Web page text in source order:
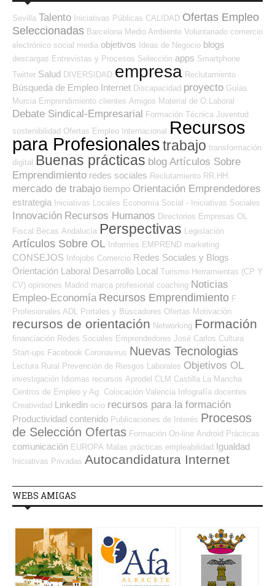
Sevilla Talento Iniciativas Públicas CALIDAD Ofertas Empleo
Seleccionadas Barcelona Medio Ambiente Voluntariado comercio
electrónico social media objetivos Ideas de Negocio blogs
descargas Entrevistas y Procesos Selección apps Smartphone
Twitter Salud DIVERSIDAD empresa Reclutamiento
Búsqueda de Empleo Internet Discapacidad proyecto Guías
Murcia Emprendimiento clientes Amigos Material de O.Laboral
Debate Sindical-Empresarial Formación Técnica Juventud
sostenibilidad Ofertas Empleo Internacional Recursos
para Profesionalestrabajo transformación
digital Buenas prácticas blog Artículos Sobre
Emprendimiento redes sociales Reclutamiento RR.HH.
mercado de trabajo tiempo Orientación Emprendedores
estrategia Iniciativas Locales Economía Social - Iniciativas Sociales
Innovación Recursos Humanos Directorios Empresas OL
Fiscal Becas Andalucía Perspectivas Legislación
Artículos Sobre OL Informes EMPREND marketing
CONSEJOS Infojobs Comercio Redes Sociales y Blogs
Orientación Laboral Desarrollo Local Turismo Herramientas (CP Y
CV) opiniones Madrid marca profesional coaching Noticias
Empleo-Economía Recursos Emprendimiento F
Profesionales ADL
Portales y Buscadores Ofertas Motivación
recursos de orientación Networking Formación
financiación Redes Sociales Emprendedores José Carlos Cultura
Start-ups Facebook Coronavirus Nuevas Tecnologias
Lectura Rural Prevención de Riesgos Laborales Objetivos OL
investigación Idiomas recursos Aprodel CLM Castilla La Mancha
Centros de Empleo y Ag. Colocación Valencia Infografía docentes
Creatividad Linkedin ocio recursos para la formación
Productividad contenido Publicaciones de Interés Procesos
de Selección Ofertas Formación On-line Android Prácticas
comunicación EUROPA Malas prácticas empleabilidad Igualdad
Iniciativas Privadas Autocandidatura Internet
WEBS AMIGAS